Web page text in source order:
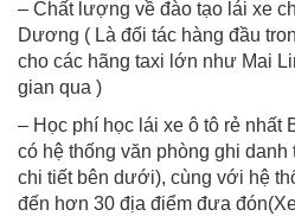
– Chất lượng về đào tạo lái xe
Dương ( Là đối tác hàng đầu
cho các hãng taxi lớn như Mai
gian qua )
– Học phí học lái xe ô tô rẻ nhất
có hệ thống văn phòng ghi
chi tiết bên dưới), cùng với hệ
đến hơn 30 địa điểm đưa